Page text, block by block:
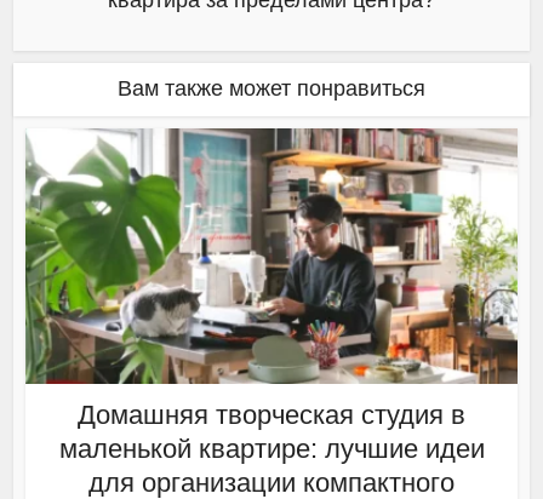
Вам также может понравиться
Домашняя творческая студия в
маленькой квартире: лучшие идеи
для организации компактного